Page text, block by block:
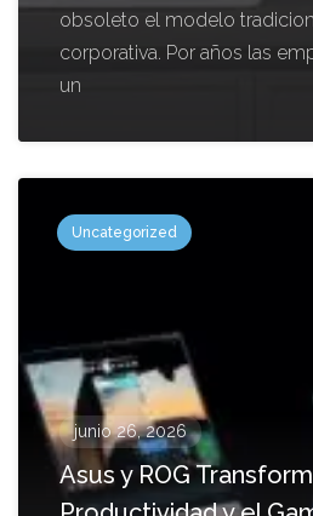
obsoleto el modelo
corporativa. Por años las
un
Uncategorized
junio 26, 2026
Asus y ROG